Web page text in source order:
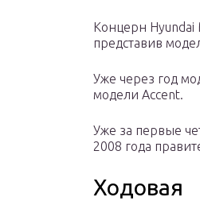
Концерн
представив
Уже через год
модели Accent.
Уже за первые
2008 года
Ходовая